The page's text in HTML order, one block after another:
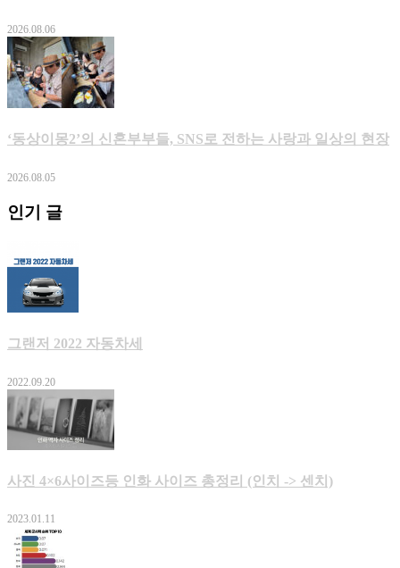
2026.08.06
‘동상이몽2’의 신혼부부들, SNS로 전하는 사랑과 일상의 현장
2026.08.05
인기 글
그랜저 2022 자동차세
2022.09.20
사진 4×6사이즈등 인화 사이즈 총정리 (인치 -> 센치)
2023.01.11